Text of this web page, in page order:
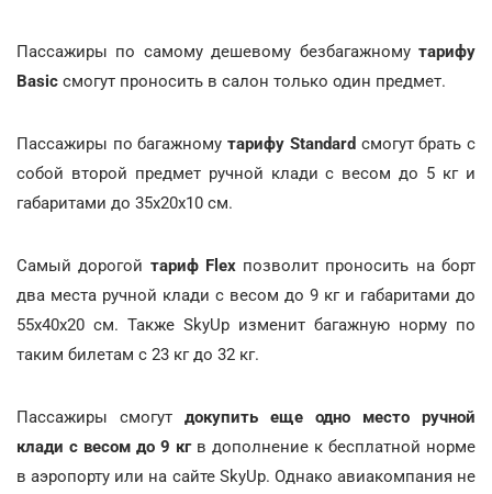
Пассажиры по самому дешевому безбагажному тарифу
Basic смогут проносить в салон только один предмет.
Пассажиры по багажномутарифу Standard смогут брать с
собой второй предмет ручной клади с весом до 5 кг и
габаритами до 35х20х10 см.
Самый дорогой тариф Flex позволит проносить на борт
два места ручной клади с весом до 9 кг и габаритами до
55х40х20 см. Также SkyUp изменит багажную норму по
таким билетам с 23 кг до 32 кг.
Пассажиры смогут докупить еще одно место ручной
клади с весом до 9 кг в дополнение к бесплатной норме
в аэропорту или на сайте SkyUp. Однако авиакомпания не